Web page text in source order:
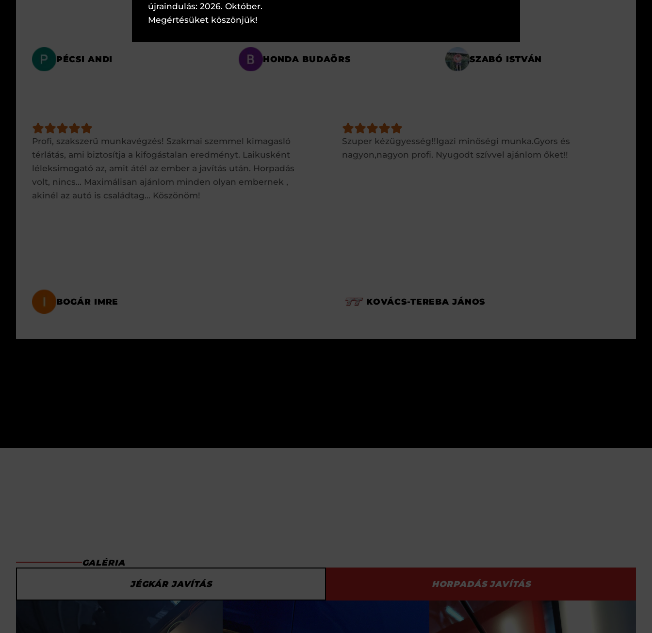
PÉCSI ANDI HONDA BUDAÖRS SZABÓ ISTVÁN
Profi, szakszerű munkavégzés! Szakmai szemmel kimagasló
térlátás, ami biztosítja a kifogástalan eredményt. Laikusként
léleksimogató az, amit átél az ember a javítás után. Horpadás
volt, nincs... Maximálisan ajánlom minden olyan embernek ,
akinél az autó is családtag... Köszönöm!
BOGÁR IMRE
Szuper kézügyesség!!Igazi minőségi munka.Gyors és
nagyon,nagyon profi. Nyugodt szívvel ajánlom őket!!
KOVÁCS-TEREBA JÁNOS
GALÉRIA
JÉGKÁR JAVÍTÁS HORPADÁS JAVÍTÁS
UTÁNA ELŐTTE
újraindulás: 2026. Október.
Megértésüket köszönjük!